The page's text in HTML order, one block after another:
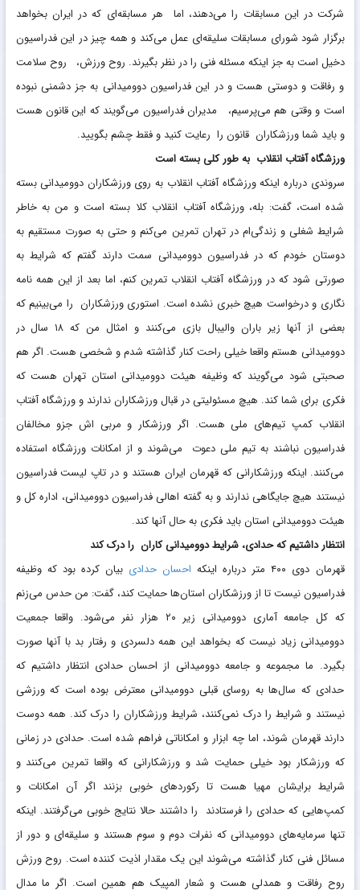
شرکت در این مسابقات را می‌دهند، اما هر مسابقه‌ای که در ایران بخواهد
برگزار شود شورای مسابقات سلیقه‌ای عمل می‌کند و همه چیز در این فدراسیون
دخیل است به جز اینکه مسئله فنی را در نظر بگیرند. روح ورزش، روح سلامت
و رفاقت و دوستی هست و در این فدراسیون دوومیدانی به جز دشمنی نبوده
است و وقتی هم می‌پرسیم، مدیران فدراسیون می‌گویند که این قانون هست
و باید شما ورزشکاران قانون را رعایت کنید و فقط چشم بگویید.
ورزشگاه آفتاب انقلاب به طور کلی بسته است
سروندی درباره اینکه ورزشگاه آفتاب انقلاب به روی ورزشکاران دوومیدانی بسته
شده است، گفت: بله، ورزشگاه آفتاب انقلاب کلا بسته است و من به خاطر
شرایط شغلی و زندگی‌ام در تهران تمرین می‌کنم و حتی به صورت مستقیم به
دوستان خودم که در فدراسیون دوومیدانی سمت دارند گفتم که شرایط به
صورتی شود که در ورزشگاه آفتاب انقلاب تمرین کنم، اما بعد از این همه نامه
نگاری و درخواست هیچ خبری نشده است. استوری ورزشکاران را می‌بینیم که
بعضی از آنها زیر باران والیبال بازی می‌کنند و امثال من که ۱۸ سال در
دوومیدانی هستم واقعا خیلی راحت کنار گذاشته شدم و شخصی هست. اگر هم
صحبتی شود می‌گویند که وظیفه هیئت دوومیدانی استان تهران هست که
فکری برای شما کند. هیچ مسئولیتی در قبال ورزشکاران ندارند و ورزشگاه آفتاب
انقلاب کمپ تیم‌های ملی هست. اگر ورزشکار و مربی اش جزو مخالفان
فدراسیون نباشند به تیم ملی دعوت می‌شوند و از امکانات ورزشگاه استفاده
می‌کنند. اینکه ورزشکارانی که قهرمان ایران هستند و در تاپ لیست فدراسیون
نیستند هیچ جایگاهی ندارند و به گفته اهالی فدراسیون دوومیدانی، اداره کل و
هیئت دوومیدانی استان باید فکری به حال آنها کند.
انتظار داشتیم که حدادی، شرایط دوومیدانی کاران را درک کند
قهرمان دوی ۴۰۰ متر درباره اینکه
احسان حدادی بیان کرده بود که وظیفه
فدراسیون نیست تا از ورزشکاران استان‌ها حمایت کند، گفت: من حدس می‌زنم
که کل جامعه آماری دوومیدانی زیر ۲۰ هزار نفر می‌شود. واقعا جمعیت
دوومیدانی زیاد نیست که بخواهد این همه دلسردی و رفتار بد با آنها صورت
بگیرد. ما مجموعه و جامعه دوومیدانی از احسان حدادی انتظار داشتیم که
حدادی که سال‌ها به روسای قبلی دوومیدانی معترض بوده است که ورزشی
نیستند و شرایط را درک نمی‌کنند، شرایط ورزشکاران را درک کند. همه دوست
دارند قهرمان شوند، اما چه ابزار و امکاناتی فراهم شده است. حدادی در زمانی
که ورزشکار بود خیلی حمایت شد و ورزشکارانی که واقعا تمرین می‌کنند و
شرایط برایشان مهیا هست تا رکورد‌های خوبی بزنند اگر آن امکانات و
کمپ‌هایی که حدادی را فرستادند را داشتند حالا نتایج خوبی می‌گرفتند. اینکه
تنها سرمایه‌های دوومیدانی که نفرات دوم و سوم هستند و سلیقه‌ای و دور از
مسائل فنی کنار گذاشته می‌شوند این یک مقدار اذیت کننده است. روح ورزش
روح رفاقت و همدلی هست و شعار المپیک هم همین است. اگر ما مدال